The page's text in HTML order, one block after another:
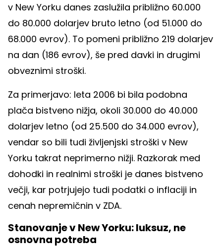
v New Yorku danes zaslužila približno 60.000
do 80.000 dolarjev bruto letno (od 51.000 do
68.000 evrov). To pomeni približno 219 dolarjev
na dan (186 evrov), še pred davki in drugimi
obveznimi stroški.
Za primerjavo: leta 2006 bi bila podobna
plača bistveno nižja, okoli 30.000 do 40.000
dolarjev letno (od 25.500 do 34.000 evrov),
vendar so bili tudi življenjski stroški v New
Yorku takrat neprimerno nižji. Razkorak med
dohodki in realnimi stroški je danes bistveno
večji, kar potrjujejo tudi podatki o inflaciji in
cenah nepremičnin v ZDA.
Stanovanje v New Yorku: luksuz, ne
osnovna potreba